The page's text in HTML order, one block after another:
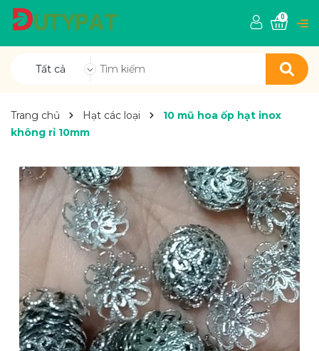
Tất cả
0
Trang chủ Hạt các loại
10 mũ hoa ốp hạt inox
không rỉ 10mm